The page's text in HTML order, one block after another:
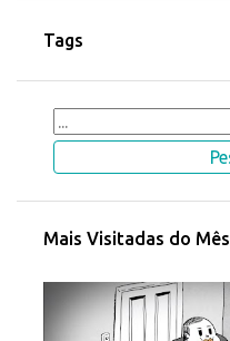
Tags
Mais Visitadas do Mês